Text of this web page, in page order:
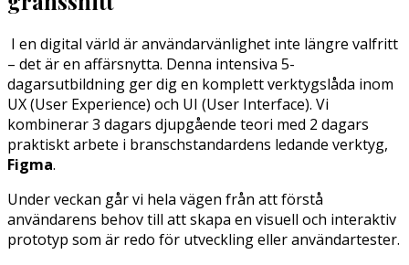
I en digital värld är användarvänlighet inte längre valfritt
– det är en affärsnytta. Denna intensiva 5-
dagarsutbildning ger dig en komplett verktygslåda inom
UX (User Experience) och UI (User Interface). Vi
kombinerar 3 dagars djupgående teori med 2 dagars
praktiskt arbete i branschstandardens ledande verktyg,
Figma.
Under veckan går vi hela vägen från att förstå
användarens behov till att skapa en visuell och interaktiv
prototyp som är redo för utveckling eller användartester.